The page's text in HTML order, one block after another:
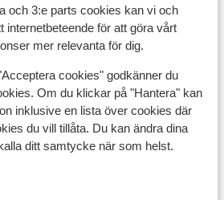
och 3:e parts cookies kan vi och
internetbeteende för att göra vårt
mer relevanta för dig.
cookies" godkänner du
Om du klickar på "Hantera" kan
inklusive en lista över cookies där
du vill tillåta. Du kan ändra dina
ditt samtycke när som helst.
ca 100 m
0 m
75 m
Skidskola